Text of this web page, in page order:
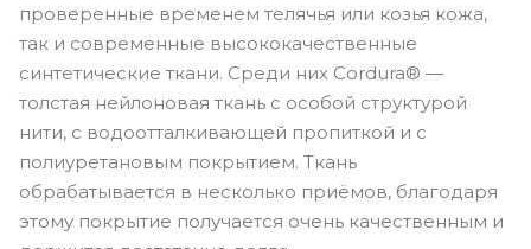
проверенные временем телячья или козья кожа,
так и современные высококачественные
синтетические ткани. Среди них Cordura® —
толстая нейлоновая ткань с особой структурой
нити, с водоотталкивающей пропиткой и с
полиуретановым покрытием. Ткань
обрабатывается в несколько приёмов, благодаря
этому покрытие получается очень качественным и